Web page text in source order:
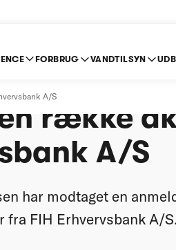
FORBRUG VANDTILSYN
A/S
række
A/S
har modtaget en
FIH Erhvervsbank A/S.